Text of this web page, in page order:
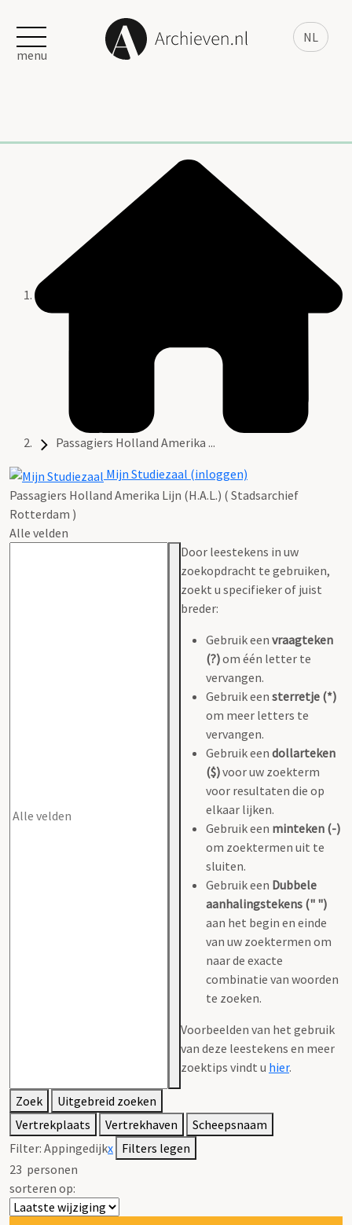
NL
menu
Passagiers Holland Amerika ...
Mijn Studiezaal (inloggen)
Passagiers Holland Amerika Lijn (H.A.L.) ( Stadsarchief
Rotterdam )
Alle velden
Door leestekens in uw
zoekopdracht te gebruiken,
zoekt u specifieker of juist
breder:
Gebruik een vraagteken
(?)om één letter te
vervangen.
Gebruik een sterretje (*)
om meer letters te
vervangen.
Gebruik een dollarteken
($)voor uw zoekterm
voor resultaten die op
elkaar lijken.
Gebruik een minteken (-)
om zoektermen uit te
sluiten.
Gebruik een Dubbele
aanhalingstekens (" ")
aan het begin en einde
van uw zoektermen om
naar de exacte
combinatie van woorden
te zoeken.
Voorbeelden van het gebruik
van deze leestekens en meer
zoektips vindt u hier.
Zoek
Uitgebreid zoeken
Vertrekplaats
Vertrekhaven
Scheepsnaam
Filter: Appingedijkx Filters legen
23 personen
sorteren op: